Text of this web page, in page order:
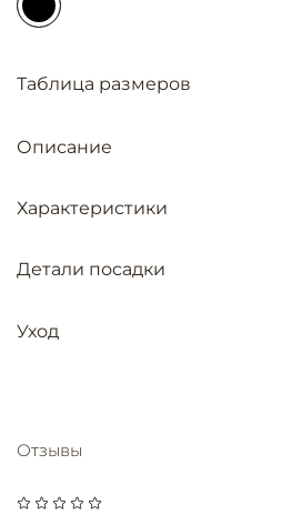
Таблица размеров
Описание
Характеристики
Детали посадки
Уход
Отзывы